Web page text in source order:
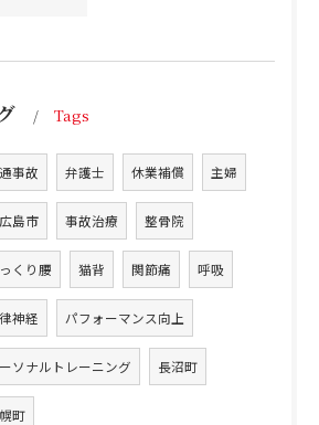
Tags
事故 弁護士 休業補償 主婦
島市 事故治療 整骨院
くり腰 猫背 関節痛 呼吸
神経 パフォーマンス向上
ソナルトレーニング 長沼町
町